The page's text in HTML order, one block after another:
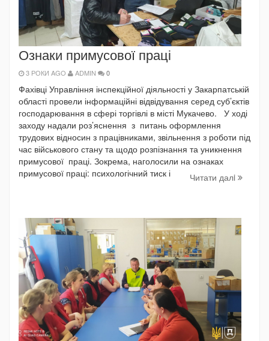
Ознаки примусової праці
3 РОКИ AGO ADMIN 0
Фахівці Управління інспекційної діяльності у Закарпатській
області провели інформаційні відвідування серед суб’єктів
господарювання в сфері торгівлі в місті Мукачево. У ході
заходу надали роз’яснення з питань оформлення
трудових відносин з працівниками, звільнення з роботи під
час військового стану та щодо розпізнання та уникнення
примусової праці. Зокрема, наголосили на ознаках
примусової праці: психологічний тиск і
Читати далi